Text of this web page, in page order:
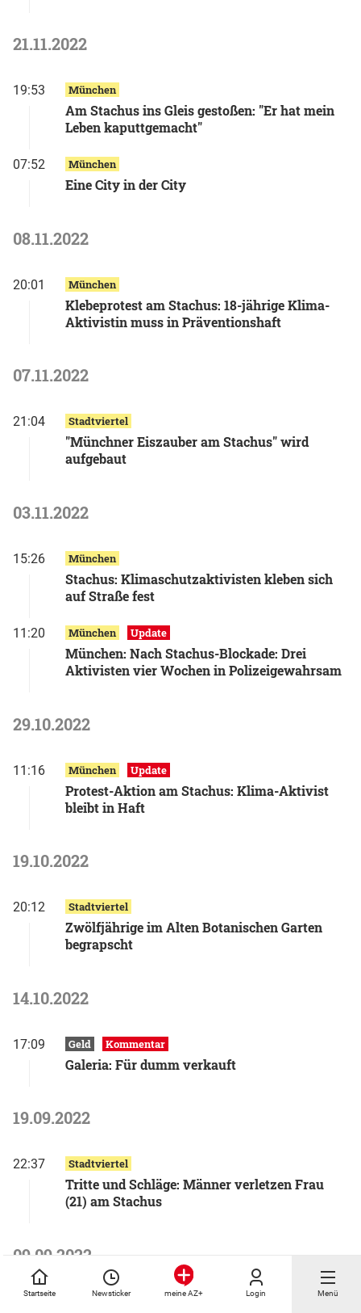
Startseite Newsticker meine AZ+ Login Menü
21.11.2022
19:53 München
Am Stachus ins Gleis gestoßen: "Er hat mein
Leben kaputtgemacht"
07:52 München
Eine City in der City
08.11.2022
20:01 München
Klebeprotest am Stachus: 18-jährige Klima-
Aktivistin muss in Präventionshaft
07.11.2022
21:04 Stadtviertel
"Münchner Eiszauber am Stachus" wird
aufgebaut
03.11.2022
15:26 München
Stachus: Klimaschutzaktivisten kleben sich
auf Straße fest
11:20 München Update
München: Nach Stachus-Blockade: Drei
Aktivisten vier Wochen in Polizeigewahrsam
29.10.2022
11:16 München Update
Protest-Aktion am Stachus: Klima-Aktivist
bleibt in Haft
19.10.2022
20:12 Stadtviertel
Zwölfjährige im Alten Botanischen Garten
begrapscht
14.10.2022
17:09 Geld Kommentar
Galeria: Für dumm verkauft
19.09.2022
22:37 Stadtviertel
Tritte und Schläge: Männer verletzen Frau
(21) am Stachus
09.09.2022
11:40 München